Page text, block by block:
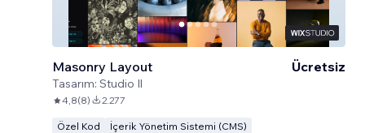
Masonry Layout
Tasarım: Studio Il
Ücretsiz
4,8(8) 2.277
Özel Kod İçerik Yönetim Sistemi (CMS)